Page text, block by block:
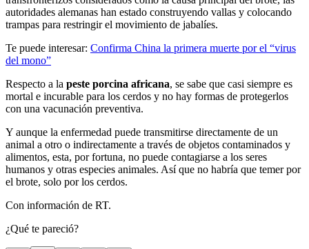
autoridades alemanas han estado construyendo vallas y colocando
trampas para restringir el movimiento de jabalíes.
Te puede interesar: Confirma China la primera muerte por el “virus
del mono”
Respecto a la peste porcina africana, se sabe que casi siempre es
mortal e incurable para los cerdos y no hay formas de protegerlos
con una vacunación preventiva.
Y aunque la enfermedad puede transmitirse directamente de un
animal a otro o indirectamente a través de objetos contaminados y
alimentos, esta, por fortuna, no puede contagiarse a los seres
humanos y otras especies animales. Así que no habría que temer por
el brote, solo por los cerdos.
Con información de RT.
¿Qué te pareció?